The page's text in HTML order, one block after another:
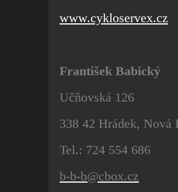
www.cykloservex.cz
František Babický
Učňovská 126
338 42 Hrádek, Nová
Tel.: 724 554 686
b-b-b@cbox.cz